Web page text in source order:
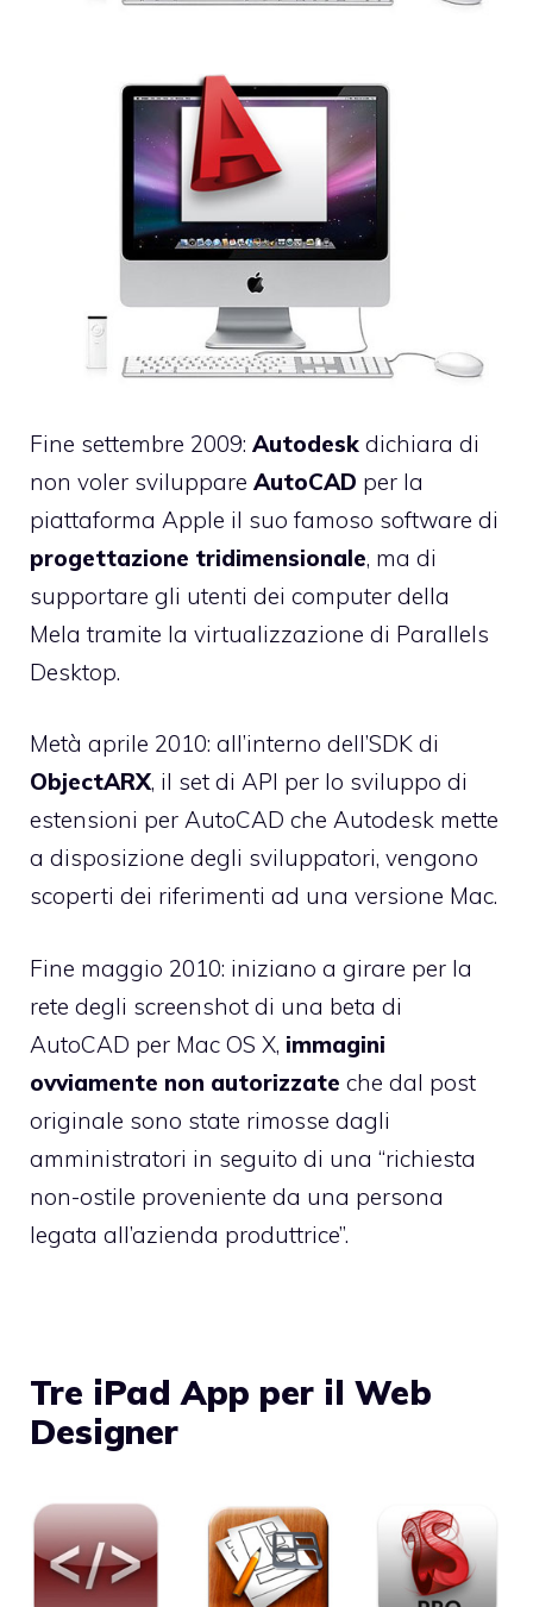
Fine settembre 2009: Autodesk dichiara di
non voler sviluppare AutoCAD per la
piattaforma Apple il suo famoso software di
progettazione tridimensionale, ma di
supportare gli utenti dei computer della
Mela tramite la virtualizzazione di Parallels
Desktop.
Metà aprile 2010: all’interno dell’SDK di
ObjectARX, il set di API per lo sviluppo di
estensioni per AutoCAD che Autodesk mette
a disposizione degli sviluppatori, vengono
scoperti dei riferimenti ad una versione Mac.
Fine maggio 2010: iniziano a girare per la
rete degli screenshot di una beta di
AutoCAD per Mac OS X, immagini
ovviamente non autorizzate che dal post
originale sono state rimosse dagli
amministratori in seguito di una “richiesta
non-ostile proveniente da una persona
legata all’azienda produttrice”.
Tre iPad App per il Web
Designer